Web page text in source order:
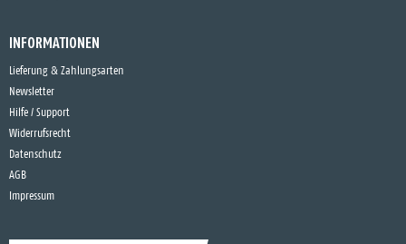
INFORMATIONEN
Lieferung & Zahlungsarten
Newsletter
Hilfe / Support
Widerrufsrecht
Datenschutz
AGB
Impressum